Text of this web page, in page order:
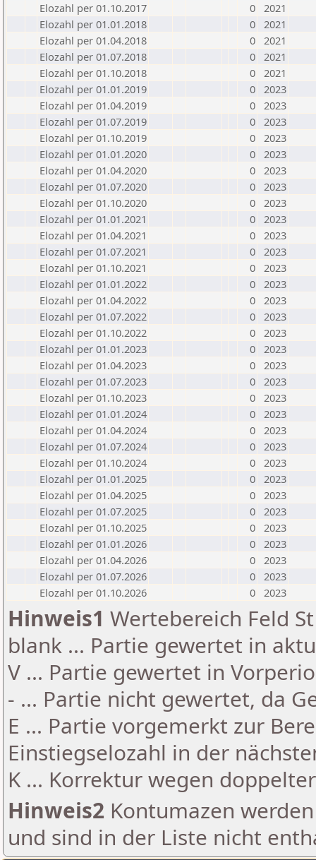
Elozahl per 01.10.2017
0 2021
Elozahl per 01.01.2018
0 2021
Elozahl per 01.04.2018
0 2021
Elozahl per 01.07.2018
0 2021
Elozahl per 01.10.2018
0 2021
Elozahl per 01.01.2019
0 2023
Elozahl per 01.04.2019
0 2023
Elozahl per 01.07.2019
0 2023
Elozahl per 01.10.2019
0 2023
Elozahl per 01.01.2020
0 2023
Elozahl per 01.04.2020
0 2023
Elozahl per 01.07.2020
0 2023
Elozahl per 01.10.2020
0 2023
Elozahl per 01.01.2021
0 2023
Elozahl per 01.04.2021
0 2023
Elozahl per 01.07.2021
0 2023
Elozahl per 01.10.2021
0 2023
Elozahl per 01.01.2022
0 2023
Elozahl per 01.04.2022
0 2023
Elozahl per 01.07.2022
0 2023
Elozahl per 01.10.2022
0 2023
Elozahl per 01.01.2023
0 2023
Elozahl per 01.04.2023
0 2023
Elozahl per 01.07.2023
0 2023
Elozahl per 01.10.2023
0 2023
Elozahl per 01.01.2024
0 2023
Elozahl per 01.04.2024
0 2023
Elozahl per 01.07.2024
0 2023
Elozahl per 01.10.2024
0 2023
Elozahl per 01.01.2025
0 2023
Elozahl per 01.04.2025
0 2023
Elozahl per 01.07.2025
0 2023
Elozahl per 01.10.2025
0 2023
Elozahl per 01.01.2026
0 2023
Elozahl per 01.04.2026
0 2023
Elozahl per 01.07.2026
0 2023
Elozahl per 01.10.2026
0 2023
Hinweis1 Wertebereich Feld
blank ... Partie gewertet in
V ... Partie gewertet in
- ... Partie nicht gewertet, da
E ... Partie vorgemerkt zur
Einstiegselozahl in der
K ... Korrektur wegen
Hinweis2 Kontumazen
und sind in der Liste nicht